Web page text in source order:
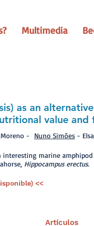
Multimedia
as an
value
- Nuno Simões -
interesting marine amphipod
Hippocampus erectus.
<<
Artículos